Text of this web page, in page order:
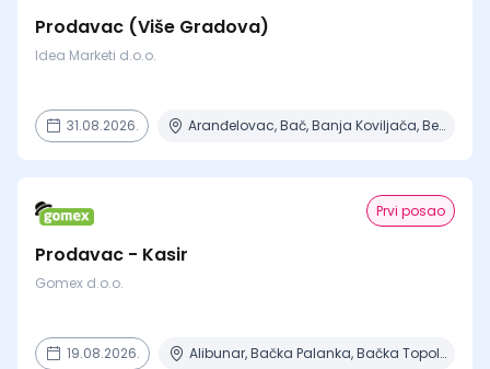
Prodavac (Više Gradova)
Idea Marketi d.o.o.
31.08.2026. Aranđelovac, Bač, Banja Koviljača, Beograd, Boljevac + 16 mesta
Prvi posao
Prodavac - Kasir
Gomex d.o.o.
19.08.2026. Alibunar, Bačka Palanka, Bačka Topola, Bečej, Beograd + 8 mesta